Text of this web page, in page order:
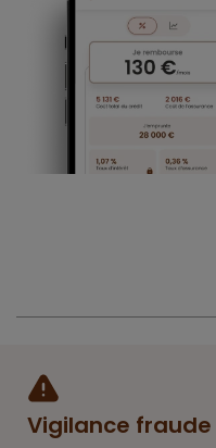
Vigilance fraude